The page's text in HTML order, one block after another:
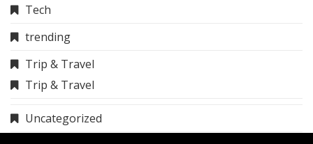
Tech
trending
Trip & Travel
Trip & Travel
Uncategorized